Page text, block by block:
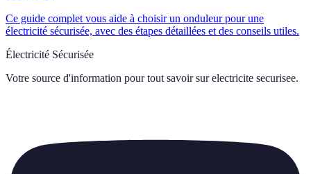
Ce guide complet vous aide à choisir un onduleur pour une
électricité sécurisée, avec des étapes détaillées et des conseils utiles.
Électricité Sécurisée
Votre source d'information pour tout savoir sur electricite securisee.